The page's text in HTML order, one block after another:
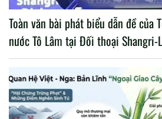
Toàn văn bài phát biểu dẫn đề của
nước Tô Lâm tại Đối thoại